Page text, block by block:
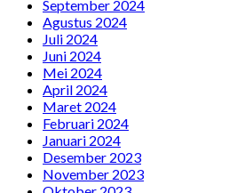
September 2024
Agustus 2024
Juli 2024
Juni 2024
Mei 2024
April 2024
Maret 2024
Februari 2024
Januari 2024
Desember 2023
November 2023